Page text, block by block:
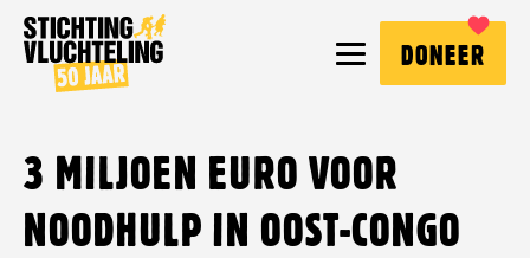
DONEER
3 MILJOEN EURO VOOR
NOODHULP IN OOST-CONGO